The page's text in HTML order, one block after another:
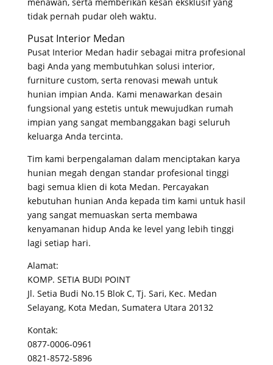
tidak pernah pudar oleh waktu.
Pusat Interior Medan
Pusat Interior Medan hadir sebagai mitra profesional
bagi Anda yang membutuhkan solusi interior,
furniture custom, serta renovasi mewah untuk
hunian impian Anda. Kami menawarkan desain
fungsional yang estetis untuk mewujudkan rumah
impian yang sangat membanggakan bagi seluruh
keluarga Anda tercinta.
Tim kami berpengalaman dalam menciptakan karya
hunian megah dengan standar profesional tinggi
bagi semua klien di kota Medan. Percayakan
kebutuhan hunian Anda kepada tim kami untuk hasil
yang sangat memuaskan serta membawa
kenyamanan hidup Anda ke level yang lebih tinggi
lagi setiap hari.
Alamat:
KOMP. SETIA BUDI POINT
Jl. Setia Budi No.15 Blok C, Tj. Sari, Kec. Medan
Selayang, Kota Medan, Sumatera Utara 20132
Kontak:
0877-0006-0961
0821-8572-5896